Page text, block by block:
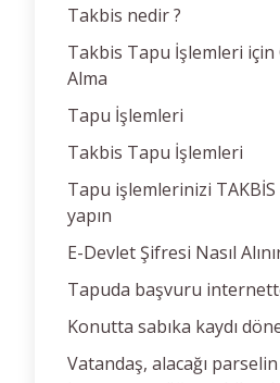
Takbis nedir ?
Takbis Tapu İşlemleri için
Alma
Tapu İşlemleri
Takbis Tapu İşlemleri
Tapu işlemlerinizi
yapın
E-Devlet Şifresi Nasıl
Tapuda başvuru
Konutta sabıka kaydı
Vatandaş, alacağı